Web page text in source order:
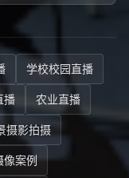
学校校园直播
播
农业直播
摄影拍摄
像案例